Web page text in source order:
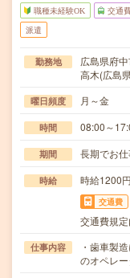
職種未経験OK 交通
派遣
勤務地
広島県府
高木(広島
曜日頻度 月～金
時間 08:00～
期間 長期でお
時給 時給1200円
交通費
交通費規
仕事内容
・歯車製
のオペレ